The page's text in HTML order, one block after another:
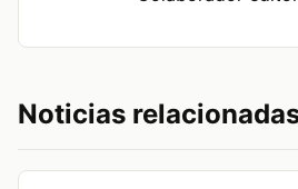
Noticias